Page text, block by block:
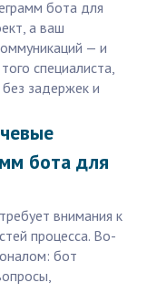
бота для
а ваш
— и
специалиста,
задержек и
бота для
внимания к
процесса. Во-
бот